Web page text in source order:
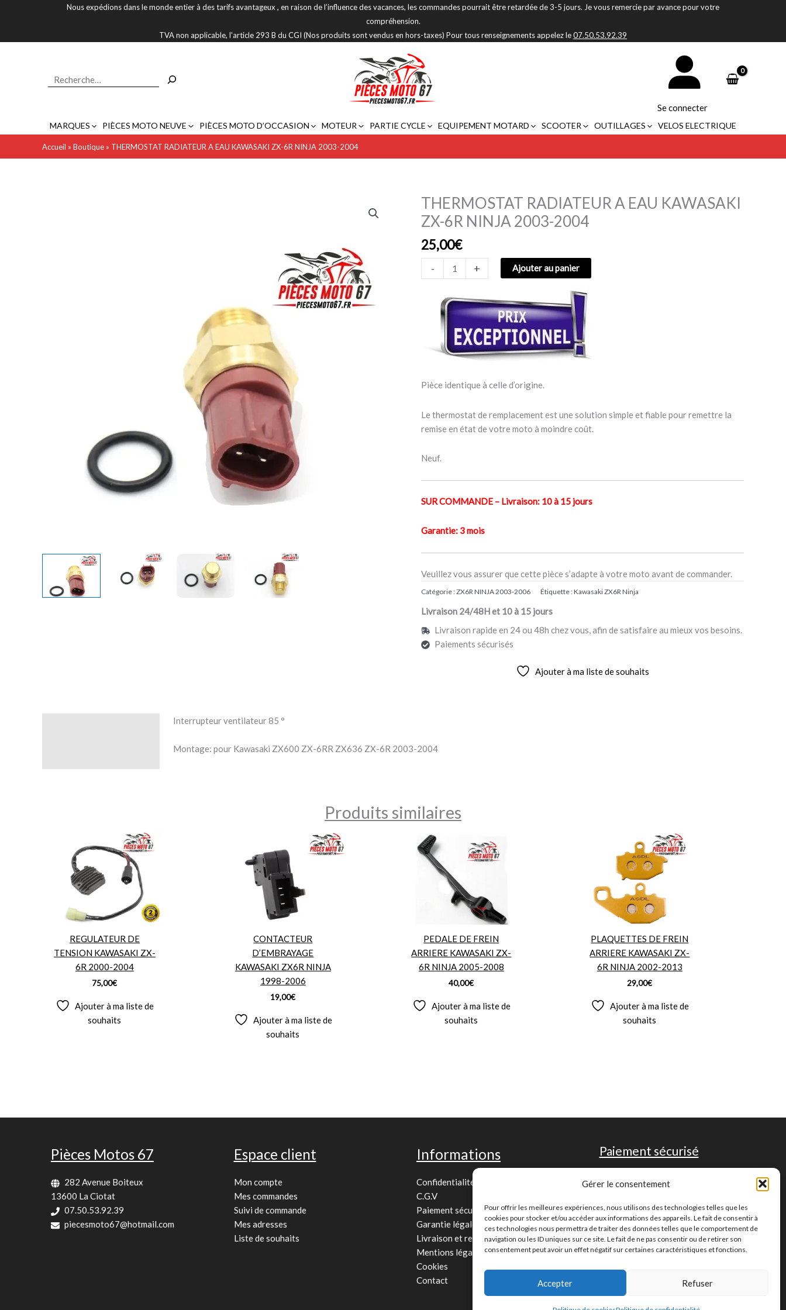
Gérer le consentement
Pour offrir les meilleures expériences, nous utilisons des technologies telles que les
cookies pour stocker et/ou accéder aux informations des appareils. Le fait de consentir à
ces technologies nous permettra de traiter des données telles que le comportement de
navigation ou les ID uniques sur ce site. Le fait de ne pas consentir ou de retirer son
consentement peut avoir un effet négatif sur certaines caractéristiques et fonctions.
Accepter Refuser
Nous expédions dans le monde entier à des tarifs avantageux , en raison de l’influence des vacances, les commandes pourrait être retardée de 3-5 jours. Je vous remercie par avance pour votre
compréhension.
TVA non applicable, l'article 293 B du CGI (Nos produits sont vendus en hors-taxes) Pour tous renseignements appelez le07.50.53.92.39
Se connecter
MARQUES PIÈCES MOTO NEUVE PIÈCES MOTO D’OCCASION MOTEUR PARTIE CYCLE EQUIPEMENT MOTARD SCOOTER OUTILLAGES VELOS ELECTRIQUE
Accueil » Boutique » THERMOSTAT RADIATEUR A EAU KAWASAKI ZX-6R NINJA 2003-2004
THERMOSTAT RADIATEUR A EAU KAWASAKI
ZX-6R NINJA 2003-2004
25,00€
-
quantité
de
THERMOSTAT
RADIATEUR
A
EAU
NINJA
2003-
2004
+ Ajouter au panier
Pièce identique à celle d’origine.
Le thermostat de remplacement est une solution simple et fiable pour remettre la
remise en état de votre moto à moindre coût.
Neuf.
SUR COMMANDE – Livraison: 10 à 15 jours
Garantie: 3 mois
Veuillez vous assurer que cette pièce s’adapte à votre moto avant de commander.
Catégorie :ZX6R NINJA 2003-2006 Étiquette :Kawasaki ZX6R Ninja
Livraison 24/48H et 10 à 15 jours
Livraison rapide en 24 ou 48h chez vous, afin de satisfaire au mieux vos besoins.
Paiements sécurisés
Ajouter à ma liste de souhaits
Interrupteur ventilateur 85 °
Montage: pour Kawasaki ZX600 ZX-6RR ZX636 ZX-6R 2003-2004
Produits similaires
REGULATEUR DE
TENSION KAWASAKI ZX-
6R 2000-2004
75,00€
Ajouter à ma liste de
souhaits
CONTACTEUR
D’EMBRAYAGE
KAWASAKI ZX6R NINJA
1998-2006
19,00€
Ajouter à ma liste de
souhaits
PEDALE DE FREIN
ARRIERE KAWASAKI ZX-
6R NINJA 2005-2008
40,00€
Ajouter à ma liste de
souhaits
PLAQUETTES DE FREIN
ARRIERE KAWASAKI ZX-
6R NINJA 2002-2013
29,00€
Ajouter à ma liste de
souhaits
Pièces Motos 67
282 Avenue Boiteux
13600 La Ciotat
07.50.53.92.39
piecesmoto67@hotmail.com
Espace client
Mon compte
Mes commandes
Suivi de commande
Mes adresses
Liste de souhaits
Informations
Confidentialité
C.G.V
Paiement sécurisé
Garantie légale
Livraison et retour
Mentions légales
Cookies
Contact
Paiement sécurisé